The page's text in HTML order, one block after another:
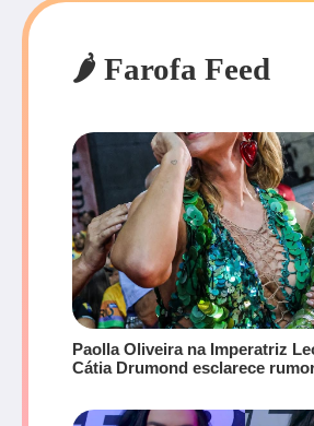
🌶️ Farofa Feed
Paolla Oliveira na Imperatriz
Cátia Drumond esclarece